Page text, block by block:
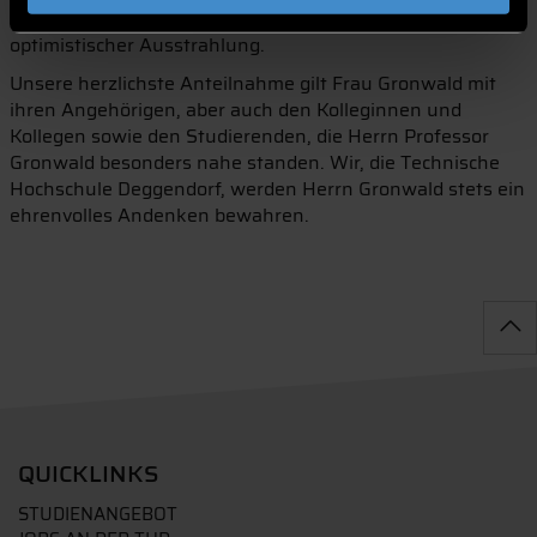
Persönlichkeit mit menschlich warmer und ebenso
optimistischer Ausstrahlung.
Unsere herzlichste Anteilnahme gilt Frau Gronwald mit
ihren Angehörigen, aber auch den Kolleginnen und
Kollegen sowie den Studierenden, die Herrn Professor
Gronwald besonders nahe standen. Wir, die Technische
Hochschule Deggendorf, werden Herrn Gronwald stets ein
ehrenvolles Andenken bewahren.
QUICKLINKS
STUDIENANGEBOT